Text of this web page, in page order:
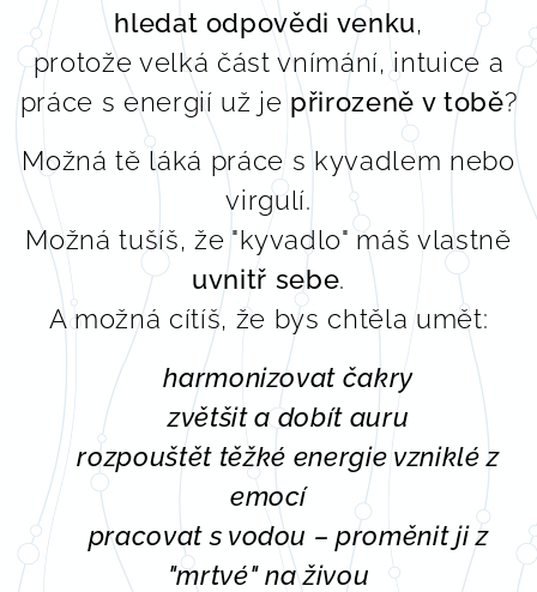
hledat odpovědi venku,
protože velká část vnímání, intuice a
práce s energií už je přirozeně v tobě?
Možná tě láká práce s kyvadlem nebo
virgulí.
Možná tušíš, že "kyvadlo" máš vlastně
uvnitř sebe.
A možná cítíš, že bys chtěla umět:
✨ harmonizovat čakry
✨ zvětšit a dobít auru
✨ rozpouštět těžké energie vzniklé z
emocí
✨ pracovat s vodou – proměnit ji z
"mrtvé" na živou